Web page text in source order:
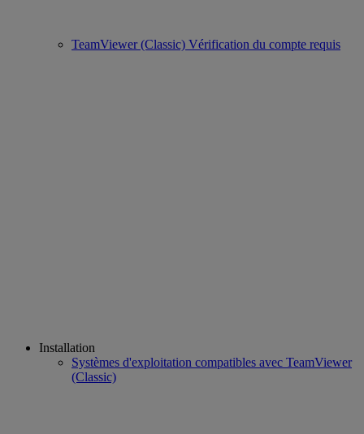
TeamViewer (Classic) Vérification du compte requis
Installation
Systèmes d'exploitation compatibles avec TeamViewer
(Classic)